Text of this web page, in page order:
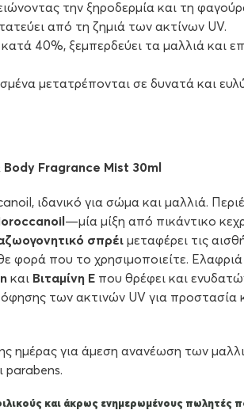
την ξηροδερμία και τη
από τη ζημιά των ακτίνων UV.
40%, ξεμπερδεύει τα μαλλιά και
μετατρέπονται σε δυνατά και
Fragrance Mist 30ml
ιδανικό για σώμα και μαλλιά.
—μία μίξη από πικάντικο
σπρέι μεταφέρει τις
φορά που το χρησιμοποιείτε.
και Βιταμίνη Ε που θρέφει και
των ακτινών UV για προστασία
ημέρας για άμεση ανανέωση των
parabens.
και άκρως ενημερωμένους πωλητές